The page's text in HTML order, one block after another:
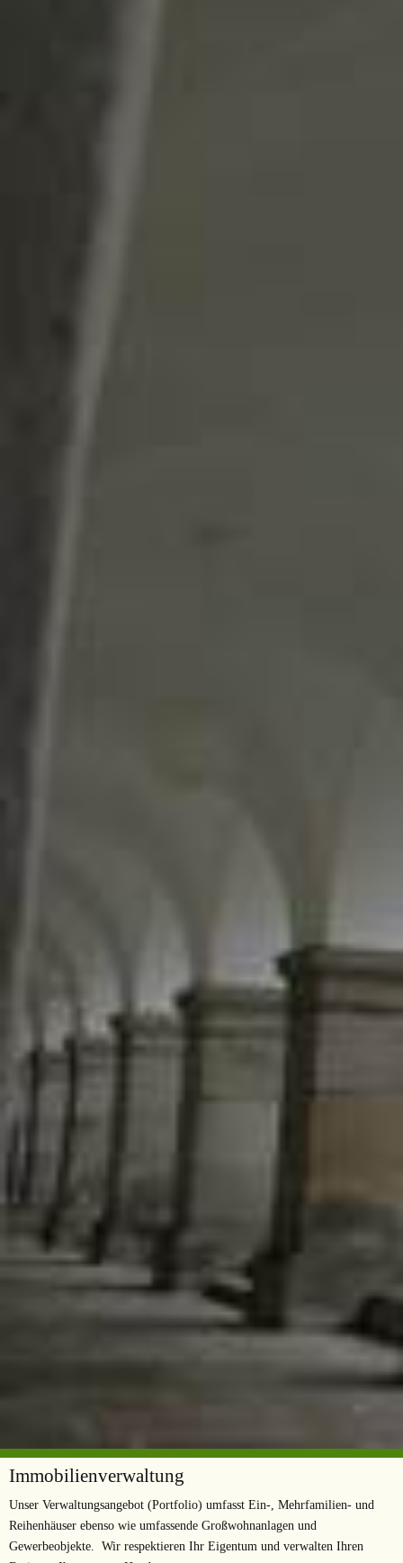
Immobilienverwaltung
Unser Verwaltungsangebot (Portfolio) umfasst Ein-, Mehrfamilien- und
Reihenhäuser ebenso wie umfassende Großwohnanlagen und
Gewerbeobjekte. Wir respektieren Ihr Eigentum und verwalten Ihren